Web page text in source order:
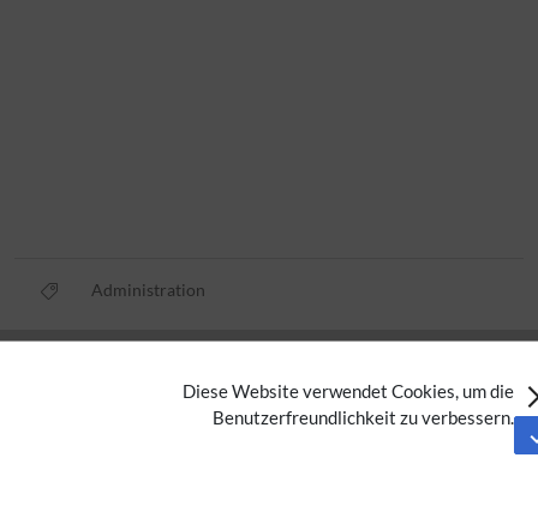
Diese Website verwendet Cookies, um die
Benutzerfreundlichkeit zu verbessern.
Administration
Nutzungsbedingungen